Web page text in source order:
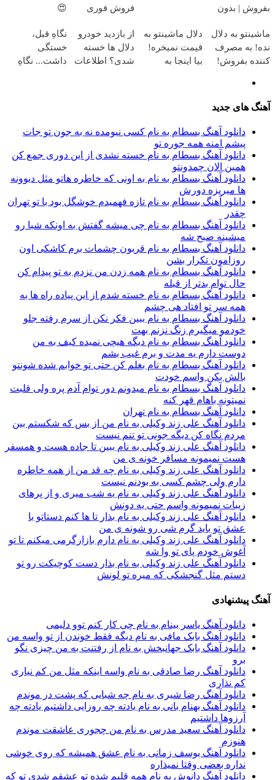
بفروش | بدون
فروش فوری
همراه مکانیک
😍
ماشینتو به دلال
نده! به مصرف
کننده بفروش!
یک تماس
دلال ماشینتو به
قیمت نمیخره!
بیا اینجا به
از بازدید خودرو
دلال ها خسته
شدی؟ اطلاعات
نگاهِ قبل،
خستگی
داشت... نگاهِ
آهنگ های جدید
دانلود آهنگ بسطام به نام کسی نیومده نه به جون تو جات
پیشم امنه همه جوره تو
دانلود آهنگ بسطام به نام خسته نشدی از این دوری جمع کن
همین الان چمدونتو
دانلود آهنگ بسطام به نام به اونی که خاطره هاتو مثل دیوونه
ها میریزه دورش
دانلود آهنگ بسطام به نام تازه فهمیدم خوشگل بود با تو تهران
چقدر
دانلود آهنگ بسطام به نام چی میشه گفتش به اونکه شبا رو
میشینه صبح شه
دانلود آهنگ بسطام به نام قربون چشمات برم کاشکی اون
روزامون تکرار بشن
دانلود آهنگ بسطام به نام همه زدن من نزدم به تو پیدام کن
حال توام بدتر از قبله
دانلود آهنگ بسطام به نام خسته شدم از این پیاده راه ها به
همه سر تو افتاد هی چشم
دانلود آهنگ بسطام به نام ببین فکر نکن از سرم رفته جلو
خودمو میگیرم زنگ نزنم بهت
دانلود آهنگ بسطام به نام دیگه هیچی نمیده کیف به من
دوست دارم یه مدت و برم غیب بشم
دانلود آهنگ بسطام به نام بغلم کن حتی تو خوابم شده شونتو
بالش بکن واسم خودت
دانلود آهنگ بسطام به نام میدونم دور توام آدم پره ولی قلبت
نمیتونه باهام قهر کنه
دانلود آهنگ بسطام به نام تهران
دانلود آهنگ علی زند وکیلی به نام من از بس كه شكستم بین
مردم نگاه كن دیگه جونى تو تنم نیست
دانلود آهنگ علی زند وکیلی به نام ببین تا جاده هست و همسفر
هست نمیمونه مسافر خونه ی من
دانلود آهنگ علی زند وکیلی به نام چه قد من از همه خاطره
دارم ولی چشم كسی به بودنم نیست
دانلود آهنگ علی زند وکیلی به نام یه شب میرى و از پرهای
زيبات نمیمونه واسم حتی یه دونش
دانلود آهنگ علی زند وکیلی به نام بذار تا ها كنم دستاتو با
عشق تو باید گرم شی رو شونه ى من
دانلود آهنگ علی زند وکیلی به نام دارم بازارگرمی میكنم تا تو
آغوش خودم پای تو وا شه
دانلود آهنگ علی زند وکیلی به نام بذار دست كوچیكت رو تو
دستم مثل گنجشكی كه میره تو لونش
آهنگ پیشنهادی
دانلود آهنگ یاسر بینام به نام چی کار کنم توو دلیمی
دانلود آهنگ بابک مافی به نام دیگه فقط خوندن از تو واسه من
دانلود آهنگ بابک جهانبخش به نام از رفتنت به من چیزی نگو
برو
دانلود آهنگ رضا صادقی به نام واسه اینكه مثل من كم نیاری
كم نذاری
دانلود آهنگ رضا شیری به نام ﭼﻪ ﺷﺒﺎﻳﻰ ﻛﻪ ﭘﺸﺖ در ﻣﻮﻧﺪم
دانلود آهنگ بهنام بانی به نام یادته چه روزایی داشتیم یادته چه
آرزوها داشتیم
دانلود آهنگ سعید مدرس به نام من چجوری عاشقت موندم
هنوزم
دانلود آهنگ یوسف زمانی به نام عشق همیشه که روی خوشی
نداره بعضی وقتا نمیذاره
دانلود آهنگ دانوش به نام همه قلبم شده تو عشقم شدی تو که